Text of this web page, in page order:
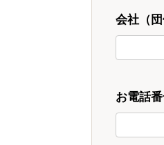
会社（
お電話